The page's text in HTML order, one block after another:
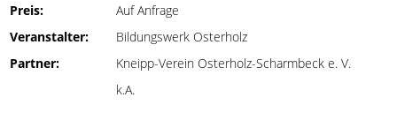
Preis:
Auf Anfrage
Veranstalter:
Bildungswerk Osterholz
Partner:
Kneipp-Verein Osterholz-Scharmbeck e. V.
k.A.